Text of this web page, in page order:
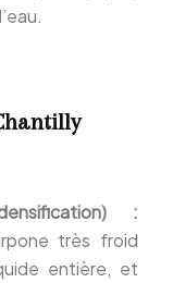
:
très froid
entière, et